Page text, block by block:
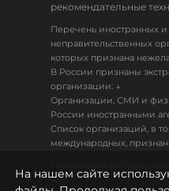
рекомендательные
Перечень иностранных
неправительственных
которых признана
В России признаны
организации: ↓
Организации, СМИ и
России иностранными
Список организаций, в
международных,
18+
На нашем сайте